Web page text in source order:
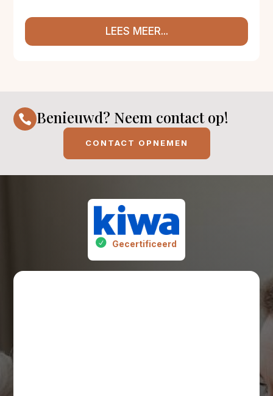
LEES MEER...
 Benieuwd? Neem contact op!
CONTACT OPNEMEN
Gecertificeerd